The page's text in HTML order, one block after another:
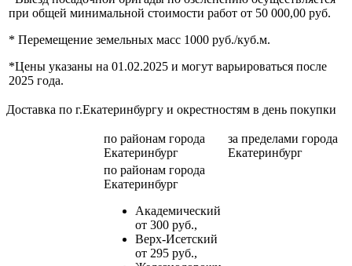
при общей минимальной стоимости работ от 50 000,00 руб.
* Перемещение земельных масс 1000 руб./куб.м.
*Цены указаны на 01.02.2025 и могут варьироваться после
2025 года.
Доставка по г.Екатеринбургу и окрестностям в день покупки
по районам города
Екатеринбург
за пределами города
Екатеринбург
по районам города
Екатеринбург
Академический
от 300 руб.,
Верх-Исетский
от 295 руб.,